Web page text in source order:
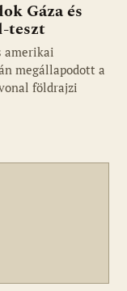
Gáza és
teszt
amerikai
megállapodott a
földrajzi